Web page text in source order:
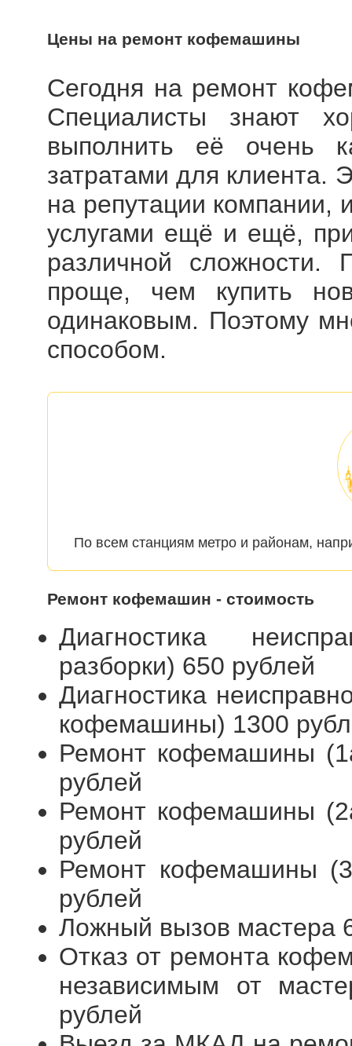
Цены на ремонт кофемашины
Сегодня на ремонт
Специалисты знают
выполнить её очень
затратами для клиента.
на репутации компании,
услугами ещё и ещё,
различной сложности.
проще, чем купить
одинаковым. Поэтому
способом.
По всем станциям метро и районам,
Ремонт кофемашин - стоимость
Диагностика
разборки) 650 рублей
Диагностика
кофемашины) 1300
Ремонт кофемашины
рублей
Ремонт кофемашины
рублей
Ремонт кофемашины
рублей
Ложный вызов мастера
Отказ от ремонта
независимым от
рублей